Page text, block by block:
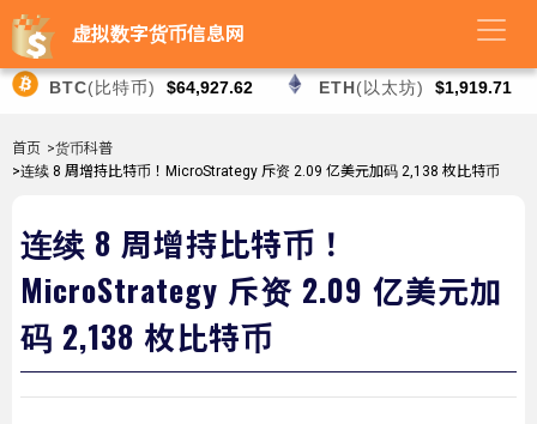
虚拟数字货币信息网
BTC(比特币) $64,927.62 ETH(以太坊) $1,919.71
首页 >货币科普
>连续 8 周增持比特币！MicroStrategy 斥资 2.09 亿美元加码 2,138 枚比特币
连续 8 周增持比特币！
MicroStrategy 斥资 2.09 亿美元加
码 2,138 枚比特币